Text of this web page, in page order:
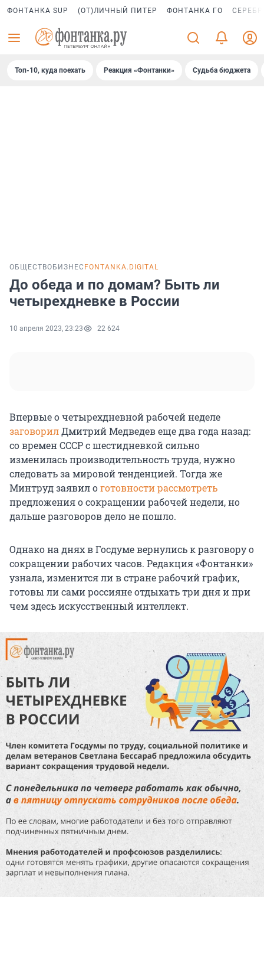
ФОНТАНКА SUP (ОТ)ЛИЧНЫЙ ПИТЕР ФОНТАНКА ГО
Топ-10, куда поехать Реакция «Фонтанки» Судьба бюджета
ОБЩЕСТВО БИЗНЕС FONTANKA.DIGITAL
До обеда и по домам? Быть ли
четырехдневке в России
10 апреля 2023, 23:23 22 624
Впервые о четырехдневной рабочей неделе
заговорилДмитрий Медведев еще два года назад:
со времен СССР с шестидневкой сильно
изменилась производительность труда, нужно
следовать за мировой тенденцией. Тогда же
Минтруд заявил оготовности рассмотреть
предложения о сокращении рабочей недели, но
дальше разговоров дело не пошло.
Однако на днях вГосдуме вернулись к разговору о
сокращении рабочих часов. Редакция «Фонтанки»
узнала, изменится ли в стране рабочий график,
готовы ли сами россияне отдыхать три дня и при
чем здесь искусственный интеллект.